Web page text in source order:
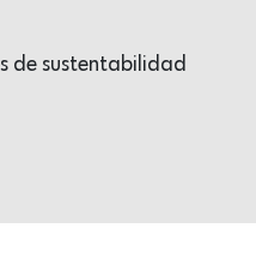
de sustentabilidad